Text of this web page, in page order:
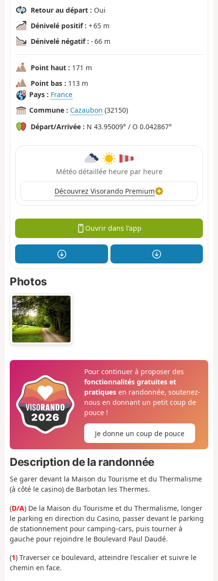
Retour au départ : Oui
Dénivelé positif : + 65 m
Dénivelé négatif : - 66 m
Point haut : 171 m
Point bas : 113 m
Pays : France
Commune : Cazaubon (32150)
Départ/Arrivée : N 43.95009° / O 0.042867°
Météo détaillée heure par heure
Découvrez Visorando Premium
Ouvrir dans l'app
Photos
Pour continuer à proposer des
fonctionnalités gratuites et
pratiquesen randonnée, soutenez-
nous en donnant un petit coup de
pouce !
Je donne un coup de pouce
Description de la randonnée
Se garer devant la Maison du Tourisme et du Thermalisme
(à côté le casino) de Barbotan les Thermes.
(D/A) De la Maison du Tourisme et du Thermalisme, longer
le parking en direction du Casino, passer devant le parking
de stationnement pour camping-cars, puis tourner à
gauche pour rejoindre le Boulevard Paul Daudé.
(1) Traverser ce boulevard, atteindre l'escalier et suivre le
chemin en face.